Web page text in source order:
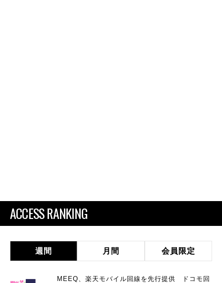
ACCESS RANKING
週間 月間 会員限定
MEEQ、楽天モバイル回線を先行提供 ドコモ回